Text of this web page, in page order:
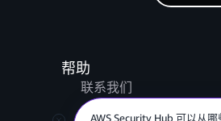
帮助
联系我们
提交支持工单